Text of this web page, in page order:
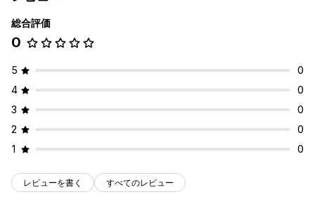
総合評価
0
5
0
4
0
3
0
2
0
1
0
レビューを書く すべてのレビュー